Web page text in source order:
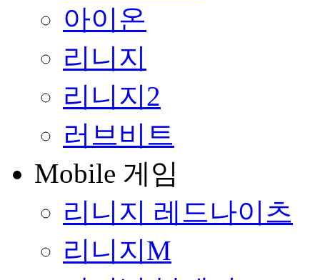
아이온
리니지
리니지2
러브비트
Mobile 게임
리니지 레드나이츠
리니지M